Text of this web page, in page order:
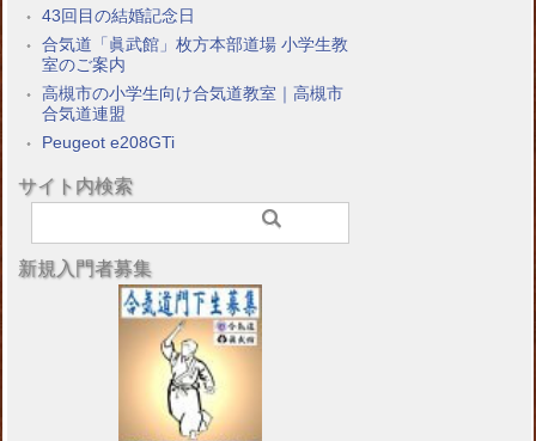
43回目の結婚記念日
合気道「眞武館」枚方本部道場 小学生教
室のご案内
高槻市の小学生向け合気道教室｜高槻市
合気道連盟
Peugeot e208GTi
サイト内検索
新規入門者募集